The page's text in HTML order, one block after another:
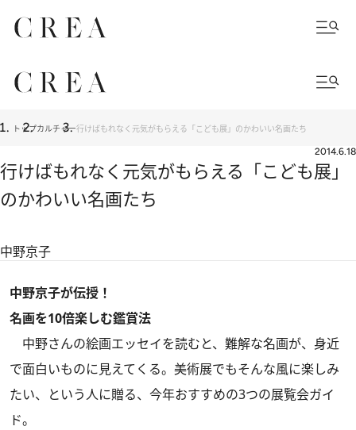
トップカルチャー行けばもれなく元気がもらえる「こども展」のかわいい名画たち
2014.6.18
行けばもれなく元気がもらえる「こども展」
のかわいい名画たち
中野京子
中野京子が伝授！
名画を10倍楽しむ鑑賞法
中野さんの絵画エッセイを読むと、難解な名画が、身近
で面白いものに見えてくる。美術展でもそんな風に楽しみ
たい、という人に贈る、今年おすすめの3つの展覧会ガイ
ド。